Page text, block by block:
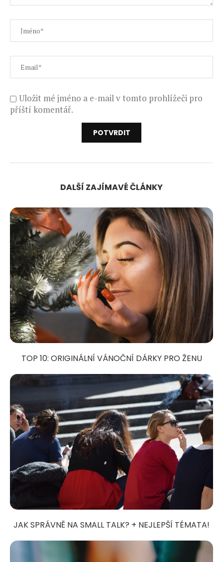
Uložit mé jméno a e-mail v tomto prohlížeči pro
příští komentář.
DALŠÍ ZAJÍMAVÉ ČLÁNKY
TOP 10: ORIGINÁLNÍ VÁNOČNÍ DÁRKY PRO ŽENU
JAK SPRÁVNĚ NA SMALL TALK? + NEJLEPŠÍ TÉMATA!